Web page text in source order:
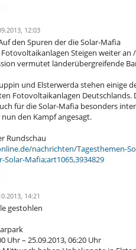
12:03
den Spuren der die Solar-Mafia
Steigen weiter an
vermutet länderübergreifende
und Elsterwerda stehen einige
Fotovoltaikanlagen Deutschlands.
für die Solar-Mafia besonders
den Kampf angesagt.
Rundschau
nachrichten/Tagesthemen-
Solar-Mafia;art1065,3934829
14:21
gestohlen
Uhr – 25.09.2013, 06:20 Uhr